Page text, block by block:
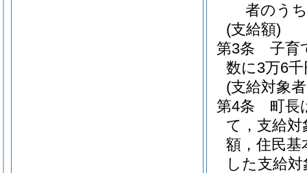
者のう
(支給額)
第3条
子育
数に3万6
(支給対象
第4条
町長
て，支給
額，住民基
した支給